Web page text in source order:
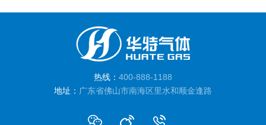
热线： 400-888-1188
地址： 广东省佛山市南海区里水和顺金逢路